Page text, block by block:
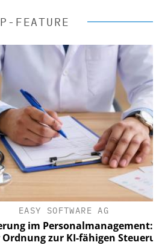
FEATURE
SOFTWARE AG
Personalmanagement: Von
zur KI-fähigen Steuerung